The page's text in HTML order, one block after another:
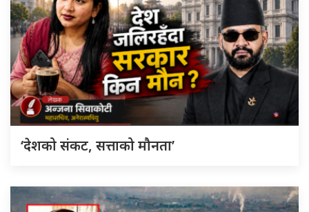
‘देशको संकट, सत्ताको मौनता’